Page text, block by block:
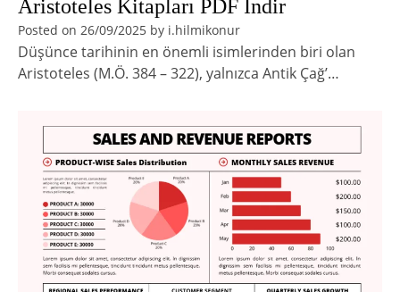
Aristoteles Kitapları PDF İndir
Posted on 26/09/2025 by i.hilmikonur
Düşünce tarihinin en önemli isimlerinden biri olan
Aristoteles (M.Ö. 384 – 322), yalnızca Antik Çağ’…